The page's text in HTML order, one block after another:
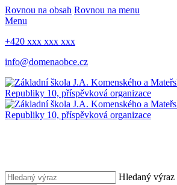
Rovnou na obsah Rovnou na menu
Menu
+420 xxx xxx xxx
info@domenaobce.cz
Hledaný výraz